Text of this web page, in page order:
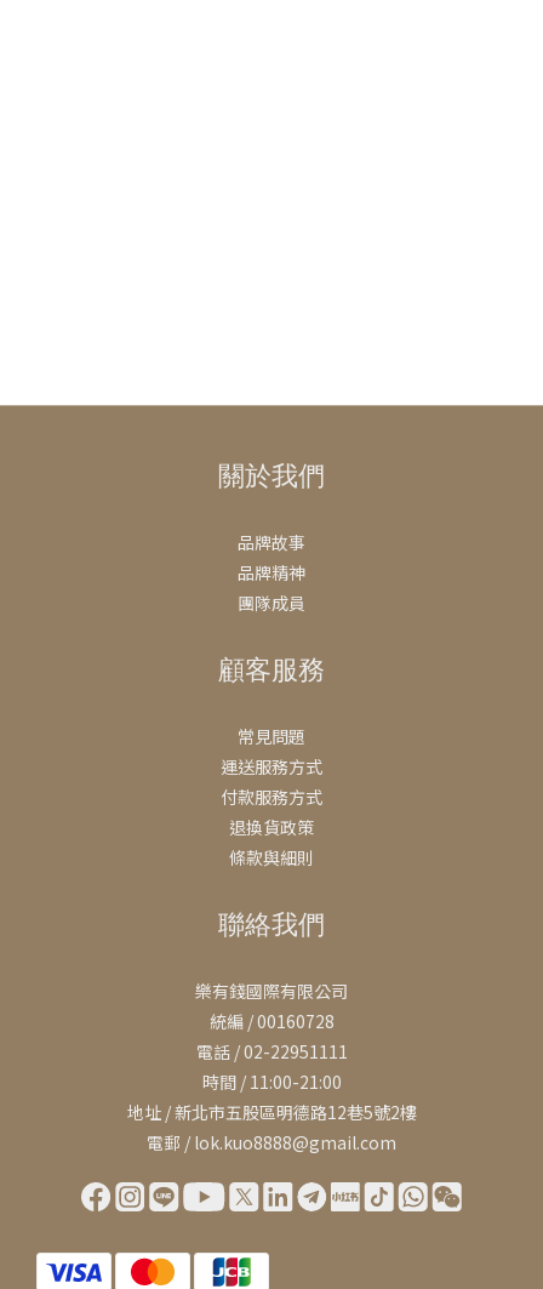
關於我們
品牌故事
品牌精神
團隊成員
顧客服務
常見問題
運送服務方式
付款服務方式
退換貨政策
條款與細則
聯絡我們
樂有錢國際有限公司
統編 / 00160728
電話 / 02-22951111
時間 / 11:00-21:00
地址 / 新北市五股區明德路12巷5號2樓
電郵 / lok.kuo8888@gmail.com